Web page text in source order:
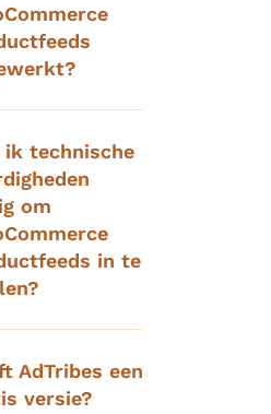
ik technische
om
in te
AdTribes een
versie?